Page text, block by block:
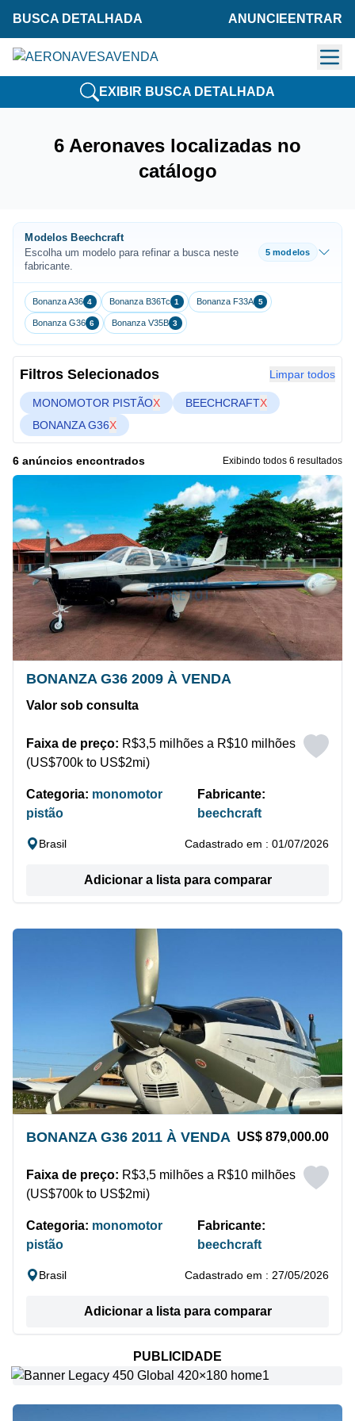
BUSCA DETALHADA ANUNCIE ENTRAR
EXIBIR BUSCA DETALHADA
6 Aeronaves localizadas no
catálogo
Modelos Beechcraft
Escolha um modelo para refinar a busca neste
fabricante.
5 modelos
Bonanza A36 4 Bonanza B36Tc 1 Bonanza F33A 5
Bonanza G36 6 Bonanza V35B 3
Filtros Selecionados Limpar todos
MONOMOTOR PISTÃOX BEECHCRAFTX
BONANZA G36X
6 anúncios encontrados Exibindo todos 6 resultados
BONANZA G36 2009 À VENDA
Valor sob consulta
Faixa de preço: R$3,5 milhões a R$10 milhões
(US$700k to US$2mi)
Categoria: monomotor
pistão
Fabricante:
beechcraft
Brasil Cadastrado em : 01/07/2026
Adicionar a lista para comparar
BONANZA G36 2011 À VENDA US$ 879,000.00
Faixa de preço: R$3,5 milhões a R$10 milhões
(US$700k to US$2mi)
Categoria: monomotor
pistão
Fabricante:
beechcraft
Brasil Cadastrado em : 27/05/2026
Adicionar a lista para comparar
PUBLICIDADE